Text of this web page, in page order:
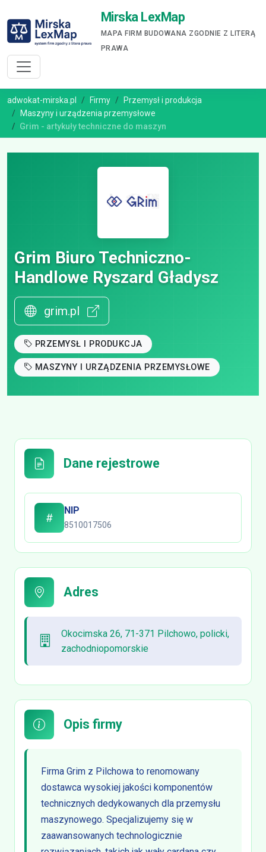
Mirska LexMap
MAPA FIRM BUDOWANA ZGODNIE Z LITERĄ
PRAWA
adwokat-mirska.pl Firmy
Przemysł i produkcja
Maszyny i urządzenia przemysłowe
Grim - artykuły techniczne do maszyn
Grim Biuro Techniczno-
Handlowe Ryszard Gładysz
grim.pl
PRZEMYSŁ I PRODUKCJA
MASZYNY I URZĄDZENIA PRZEMYSŁOWE
Dane rejestrowe
NIP
8510017506
Adres
Okocimska 26, 71-371 Pilchowo, policki,
zachodniopomorskie
Opis firmy
Firma Grim z Pilchowa to renomowany
dostawca wysokiej jakości komponentów
technicznych dedykowanych dla przemysłu
maszynowego. Specjalizujemy się w
zaawansowanych technologicznie